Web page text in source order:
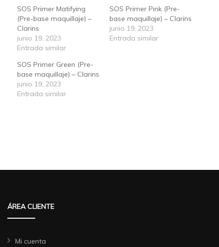
SOS Primer Matifying
(Pre-base maquillaje) –
Clarins
junio 19, 2023
Entrada similar
SOS Primer Pink (Pre-
base maquillaje) – Clarins
junio 19, 2023
Entrada similar
SOS Primer Green (Pre-
base maquillaje) – Clarins
junio 19, 2023
Entrada similar
ÁREA CLIENTE
Mi cuenta